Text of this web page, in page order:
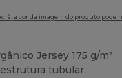
a cor da imagem do produto
Jersey 175 g/m²
tubular